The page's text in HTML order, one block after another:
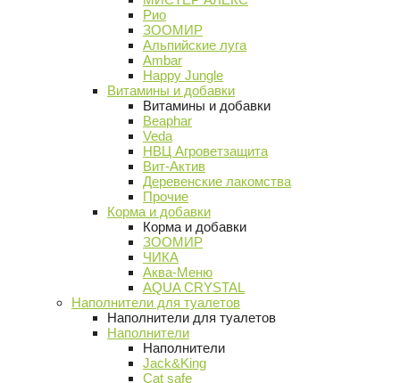
Рио
ЗООМИР
Альпийские луга
Ambar
Happy Jungle
Витамины и добавки
Витамины и добавки
Beaphar
Veda
НВЦ Агроветзащита
Вит-Актив
Деревенские лакомства
Прочие
Корма и добавки
Корма и добавки
ЗООМИР
ЧИКА
Аква-Меню
AQUA CRYSTAL
Наполнители для туалетов
Наполнители для туалетов
Наполнители
Наполнители
Jack&King
Cat safe